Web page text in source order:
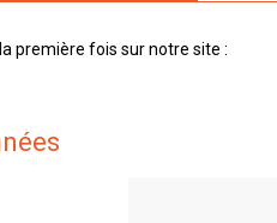
première fois sur notre site :